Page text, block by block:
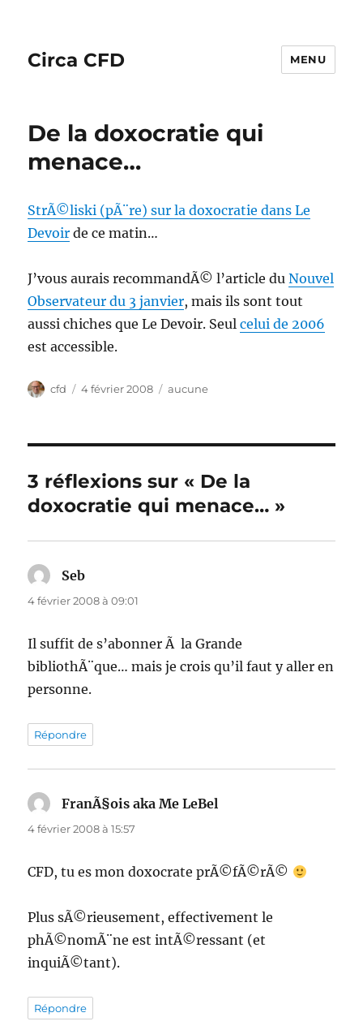
Circa CFD MENU
De la doxocratie qui
menace…
StrÃ©liski (pÃ¨re) sur la doxocratie dans Le
Devoir de ce matin…
J’vous aurais recommandÃ© l’article duNouvel
Observateur du 3 janvier, mais ils sont tout
aussi chiches que Le Devoir. Seulcelui de 2006
est accessible.
Auteur
cfd
Publié
4 février 2008 Catégories
aucune
3 réflexions sur « De la
doxocratie qui menace… »
Seb
4 février 2008 à 09:01
Il suffit de s’abonner Ã la Grande
bibliothÃ¨que… mais je crois qu’il faut y aller en
personne.
Répondre
FranÃ§ois aka Me LeBel
4 février 2008 à 15:57
CFD, tu es mon doxocrate prÃ©fÃ©rÃ©
Plus sÃ©rieusement, effectivement le
phÃ©nomÃ¨ne est intÃ©ressant (et
inquiÃ©tant).
Répondre